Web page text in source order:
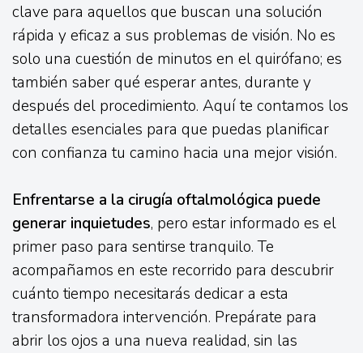
clave para aquellos que buscan una solución
rápida y eficaz a sus problemas de visión. No es
solo una cuestión de minutos en el quirófano; es
también saber qué esperar antes, durante y
después del procedimiento. Aquí te contamos los
detalles esenciales para que puedas planificar
con confianza tu camino hacia una mejor visión.
Enfrentarse a la cirugía oftalmológica puede
generar inquietudes, pero estar informado es el
primer paso para sentirse tranquilo. Te
acompañamos en este recorrido para descubrir
cuánto tiempo necesitarás dedicar a esta
transformadora intervención. Prepárate para
abrir los ojos a una nueva realidad, sin las